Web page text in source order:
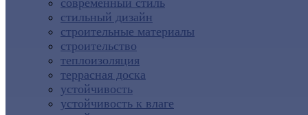
современный стиль
стильный дизайн
строительные материалы
строительство
теплоизоляция
террасная доска
устойчивость
устойчивость к влаге